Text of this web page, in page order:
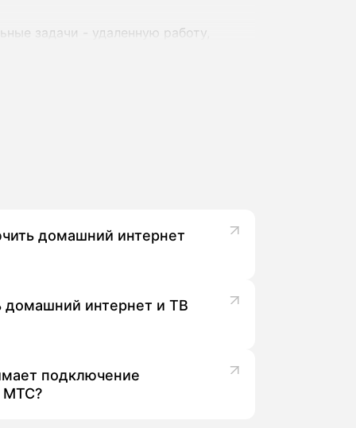
задачи - удаленную работу,
в одном пакете.
клиентов, особенно при
адресу в Калачинске и предлагаем
домашний интернет
интернет и ТВ
подключение
МТС?